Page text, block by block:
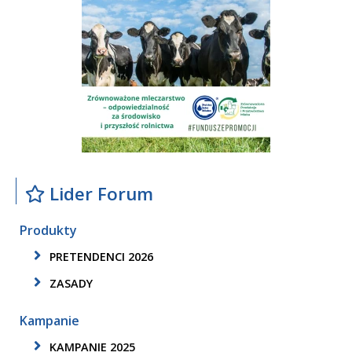
Lider Forum
Produkty
PRETENDENCI 2026
ZASADY
Kampanie
KAMPANIE 2025